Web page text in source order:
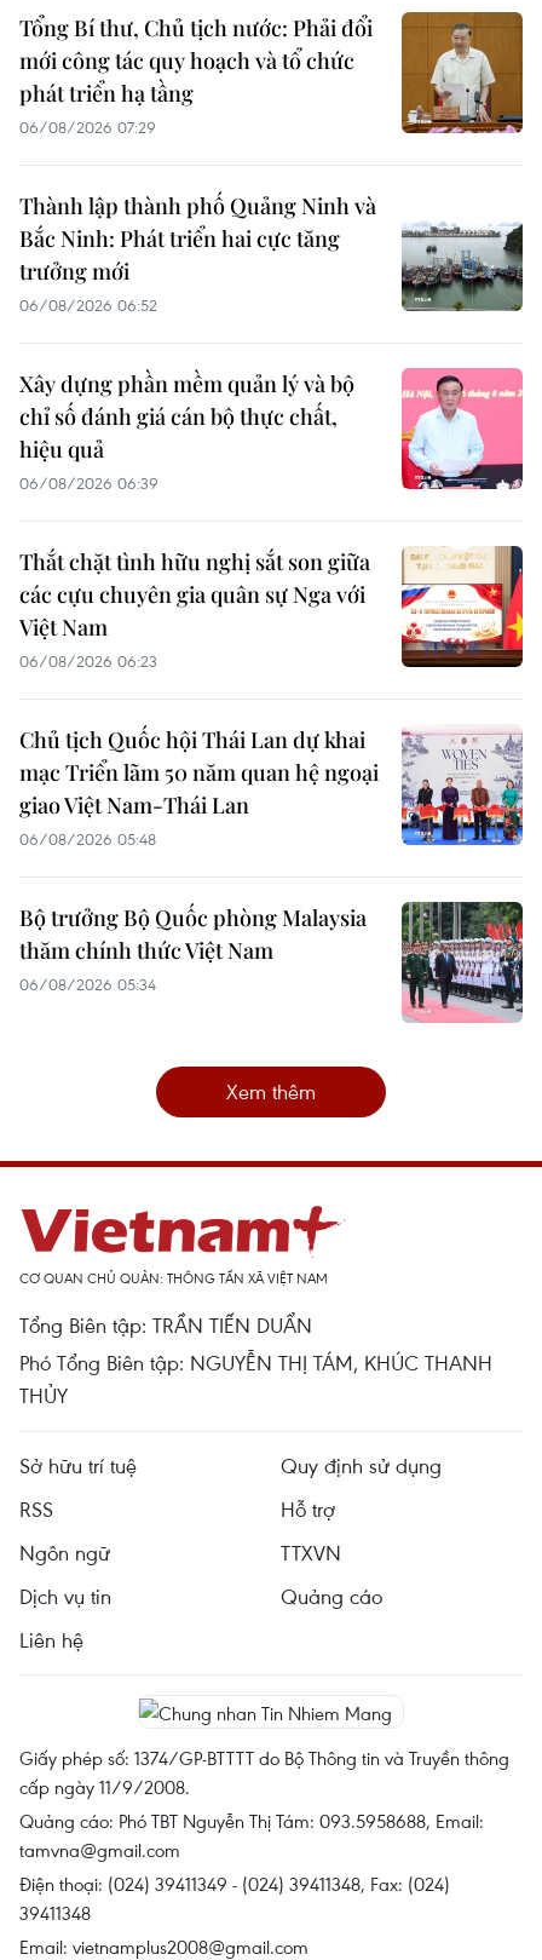
Tổng Bí thư, Chủ tịch nước: Phải đổi
mới công tác quy hoạch và tổ chức
phát triển hạ tầng
06/08/2026 07:29
Thành lập thành phố Quảng Ninh và
Bắc Ninh: Phát triển hai cực tăng
trưởng mới
06/08/2026 06:52
Xây dựng phần mềm quản lý và bộ
chỉ số đánh giá cán bộ thực chất,
hiệu quả
06/08/2026 06:39
Thắt chặt tình hữu nghị sắt son giữa
các cựu chuyên gia quân sự Nga với
Việt Nam
06/08/2026 06:23
Chủ tịch Quốc hội Thái Lan dự khai
mạc Triển lãm 50 năm quan hệ ngoại
giao Việt Nam-Thái Lan
06/08/2026 05:48
Bộ trưởng Bộ Quốc phòng Malaysia
thăm chính thức Việt Nam
06/08/2026 05:34
Xem thêm
CƠ QUAN CHỦ QUẢN: THÔNG TẤN XÃ VIỆT NAM
Tổng Biên tập: TRẦN TIẾN DUẨN
Phó Tổng Biên tập: NGUYỄN THỊ TÁM, KHÚC THANH
THỦY
Sở hữu trí tuệ
Quy định sử dụng
RSS
Hỗ trợ
Ngôn ngữ
TTXVN
Dịch vụ tin
Quảng cáo
Liên hệ
Giấy phép số: 1374/GP-BTTTT do Bộ Thông tin và Truyền thông
cấp ngày 11/9/2008.
Quảng cáo: Phó TBT Nguyễn Thị Tám: 093.5958688, Email:
tamvna@gmail.com
Điện thoại: (024) 39411349 - (024) 39411348, Fax: (024)
39411348
Email: vietnamplus2008@gmail.com